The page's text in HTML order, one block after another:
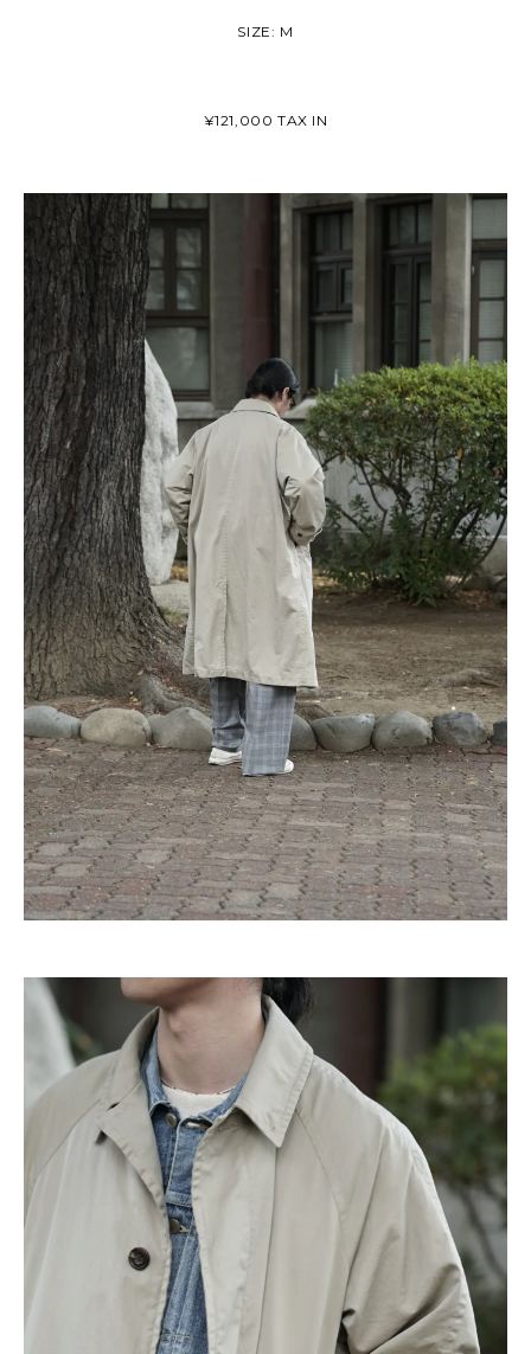
SIZE: M
¥121,000 TAX IN